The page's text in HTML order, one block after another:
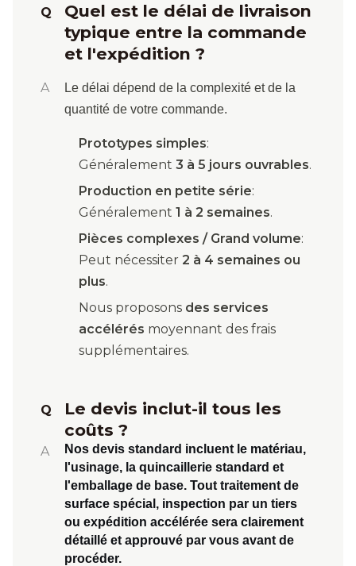
Q
Quel est le délai de livraison
typique entre la commande
et l'expédition ?
A
Le délai dépend de la complexité et de la
quantité de votre commande.
Prototypes simples:
Généralement 3 à 5 jours ouvrables.
Production en petite série:
Généralement 1 à 2 semaines.
Pièces complexes / Grand volume:
Peut nécessiter 2 à 4 semaines ou
plus.
Nous proposons des services
accélérés moyennant des frais
supplémentaires.
Q
Le devis inclut-il tous les
coûts ?
A
Nos devis standard incluent le matériau,
l'usinage, la quincaillerie standard et
l'emballage de base. Tout traitement de
surface spécial, inspection par un tiers
ou expédition accélérée sera clairement
détaillé et approuvé par vous avant de
procéder.